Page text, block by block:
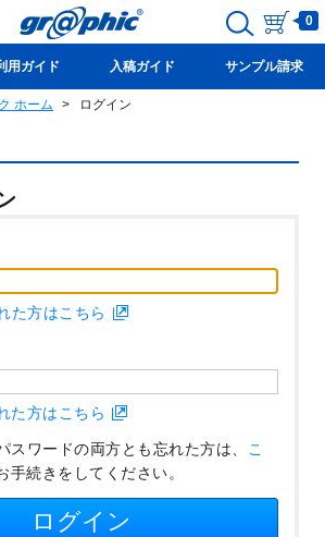
0
用ガイド 入稿ガイド サンプル請求
ホーム ログイン
た方はこちら
た方はこちら
スワードの両方とも忘れた方は、 こ
手続きをしてください。
ログイン